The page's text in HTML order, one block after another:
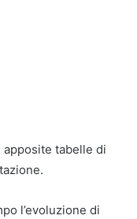
tabelle di
l’evoluzione di